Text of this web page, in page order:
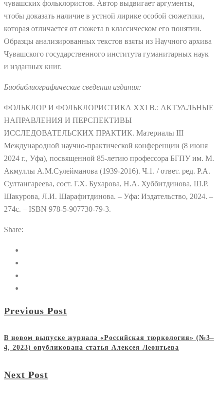
чувашских фольклористов. Автор выдвигает аргументы,
чтобы доказать наличие в устной лирике особой сюжетики,
которая отличается от сюжета в классическом его понятии.
Образцы анализированных текстов взяты из Научного архива
Чувашского государственного института гуманитарных наук
и изданных книг.
Биобиблиографические сведения издания:
ФОЛЬКЛОР И ФОЛЬКЛОРИСТИКА XXI В.: АКТУАЛЬНЫЕ
НАПРАВЛЕНИЯ И ПЕРСПЕКТИВЫ
ИССЛЕДОВАТЕЛЬСКИХ ПРАКТИК. Материалы III
Международной научно-практической конференции (8 июня
2024 г., Уфа), посвященной 85-летию профессора БГПУ им. М.
Акмуллы А.М.Сулейманова (1939-2016). Ч.1. / ответ. ред. Р.А.
Султангареева, сост. Г.Х. Бухарова, Н.А. Хуббитдинова, Ш.Р.
Шакурова, Л.И. Шарафитдинова. – Уфа: Издательство, 2024. –
274с. – ISBN 978-5-907730-79-3.
Share:
Previous Post
В новом выпуске журнала «Российская тюркология» (№3–
4, 2023) опубликована статья Алексея Леонтьева
Next Post